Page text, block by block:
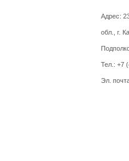
Адрес:
обл., г.
Тел.: +7
Эл.